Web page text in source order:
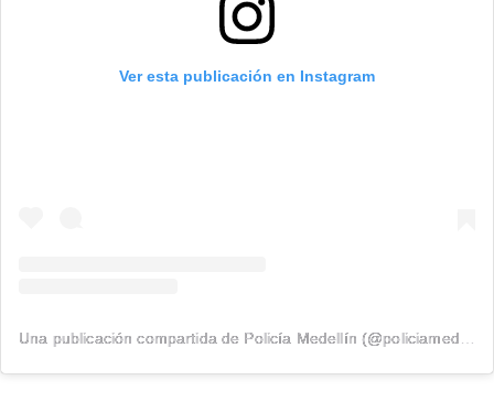
Ver esta publicación en Instagram